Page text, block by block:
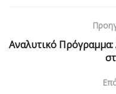
Αναλυτικό Πρόγραμμα: